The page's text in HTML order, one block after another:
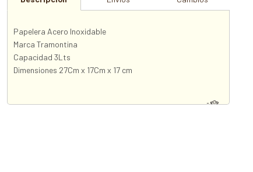
Papelera Acero Inoxidable
Marca Tramontina
Capacidad 3Lts
Dimensiones 27Cm x 17Cm x 17 cm